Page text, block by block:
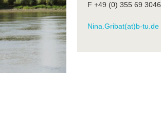
F +49 (0) 355 69 3046
Nina.Gribat(at)b-tu.de